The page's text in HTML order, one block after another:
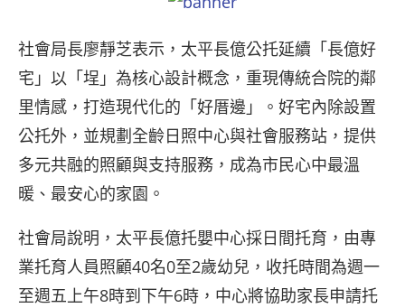
社會局長廖靜芝表示，太平長億公托延續「長億好
宅」以「埕」為核心設計概念，重現傳統合院的鄰
里情感，打造現代化的「好厝邊」。好宅內除設置
公托外，並規劃全齡日照中心與社會服務站，提供
多元共融的照顧與支持服務，成為市民心中最溫
暖、最安心的家園。
社會局說明，太平長億托嬰中心採日間托育，由專
業托育人員照顧40名0至2歲幼兒，收托時間為週一
至週五上午8時到下午6時，中心將協助家長申請托